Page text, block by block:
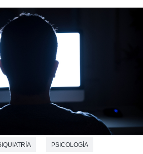
Català
PSICOLOGÍA